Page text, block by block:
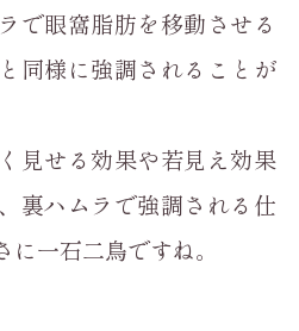
で眼窩脂肪を移動させる
同様に強調されることが
見せる効果や若見え効果
裏ハムラで強調される仕
に一石二鳥ですね。